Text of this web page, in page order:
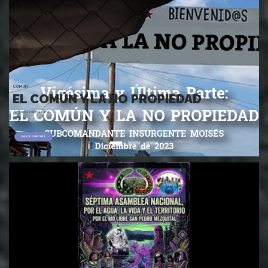
COMUN
EL COMÚN Y LA NO PROPIEDAD
Vigésima y última parte
ENLACE ZAPATISTA